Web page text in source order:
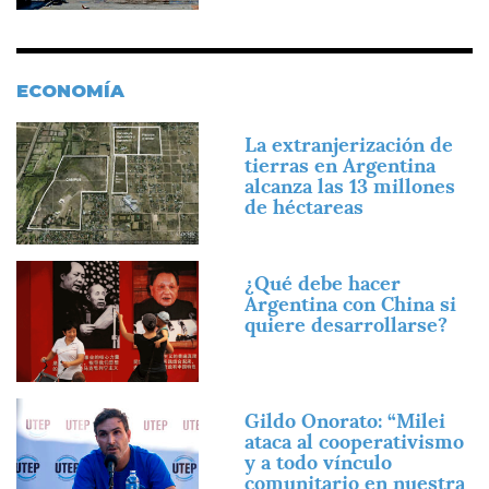
ECONOMÍA
Imagen
La extranjerización de
tierras en Argentina
alcanza las 13 millones
de héctareas
Imagen
¿Qué debe hacer
Argentina con China si
quiere desarrollarse?
Gildo Onorato: “Milei
ataca al cooperativismo
y a todo vínculo
comunitario en nuestra